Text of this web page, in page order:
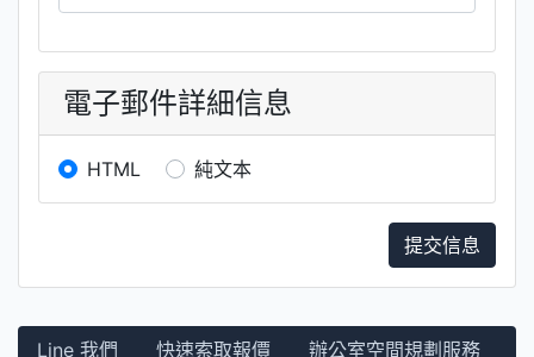
電子郵件詳細信息
HTML 純文本
提交信息
Line 我們 快速索取報價 辦公室空間規劃服務